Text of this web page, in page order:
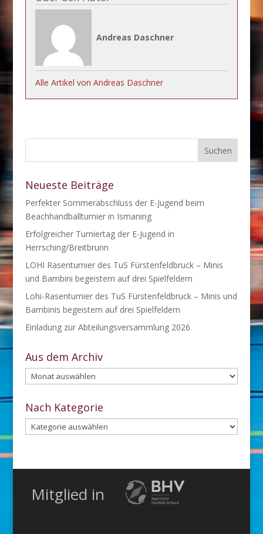
Andreas Daschner
Alle Artikel von Andreas Daschner
Neueste Beiträge
Perfekter Sommerabschluss der E-Jugend beim
Beachhandballturnier in Ismaning
Erfolgreicher Turniertag der E-Jugend in
Herrsching/Breitbrunn
LOHI Rasenturnier des TuS Fürstenfeldbruck – Minis
und Bambini begeistern auf drei Spielfeldern
Lohi-Rasenturnier des TuS Fürstenfeldbruck – Minis und
Bambinis begeistern auf drei Spielfeldern
Einladung zur Abteilungsversammlung 2026
Aus dem Archiv
Aus
dem
Archiv
Nach Kategorie
Nach
Kategorie
Mitglied in